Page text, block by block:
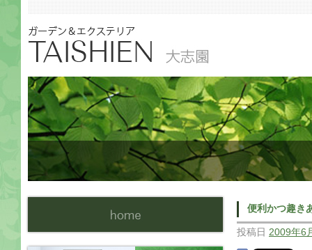
便利かつ趣き
投稿日 2009年6